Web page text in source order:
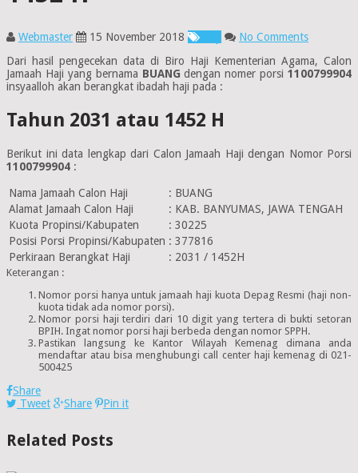
Webmaster 15 November 2018
No Comments
Dari hasil pengecekan data di Biro Haji Kementerian Agama, Calon
Jamaah Haji yang bernama BUANG dengan nomer porsi 1100799904
insyaalloh akan berangkat ibadah haji pada :
Tahun 2031 atau 1452 H
Berikut ini data lengkap dari Calon Jamaah Haji dengan Nomor Porsi
1100799904 :
Nama Jamaah Calon Haji : BUANG
Alamat Jamaah Calon Haji
: KAB. BANYUMAS, JAWA TENGAH
Kuota Propinsi/Kabupaten
: 30225
Posisi Porsi Propinsi/Kabupaten : 377816
Perkiraan Berangkat Haji
: 2031 / 1452H
Keterangan :
Nomor porsi hanya untuk jamaah haji kuota Depag Resmi (haji non-
kuota tidak ada nomor porsi).
Nomor porsi haji terdiri dari 10 digit yang tertera di bukti setoran
BPIH. Ingat nomor porsi haji berbeda dengan nomor SPPH.
Pastikan langsung ke Kantor Wilayah Kemenag dimana anda
mendaftar atau bisa menghubungi call center haji kemenag di 021-
500425
Share
Tweet
Share Pin it
Related Posts